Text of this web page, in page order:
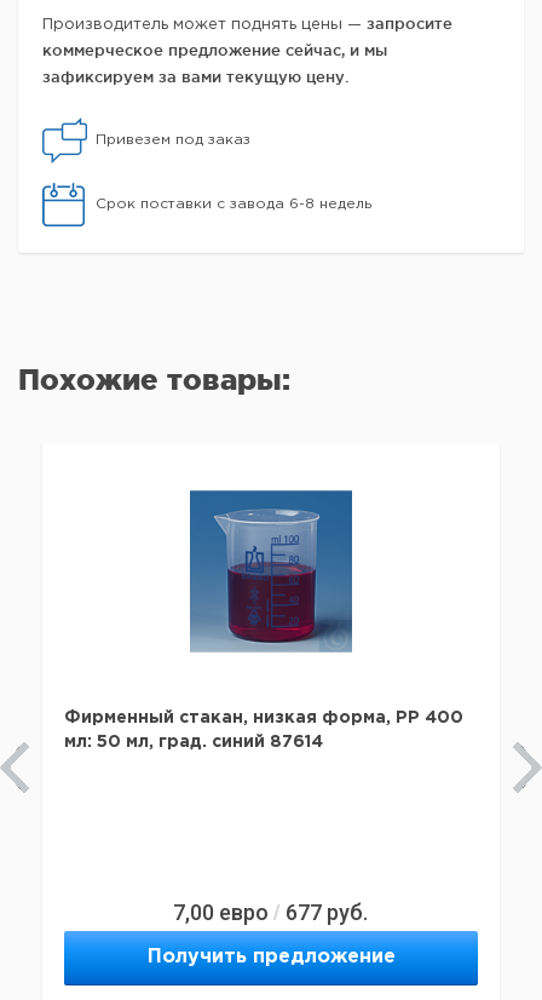
Производитель может поднять цены — запросите
коммерческое предложение сейчас, и мы
зафиксируем за вами текущую цену.
Привезем под заказ
Срок поставки с завода 6-8 недель
Похожие товары:
Фирменный стакан, низкая форма, PP 400
мл: 50 мл, град. синий 87614
7,00 евро / 677 руб.
Получить предложение